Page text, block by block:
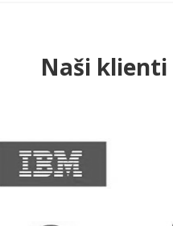
Naši klienti